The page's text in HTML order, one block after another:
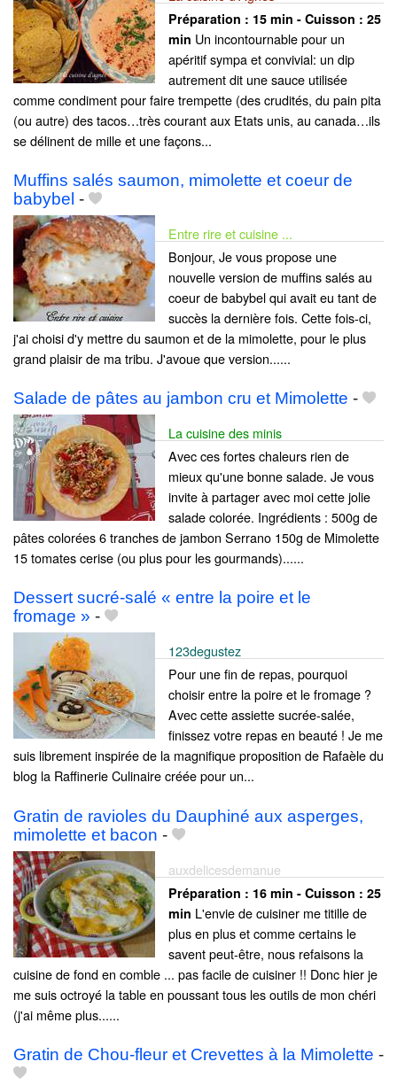
Préparation : 15 min - Cuisson : 25
min Un incontournable pour un
apéritif sympa et convivial: un dip
autrement dit une sauce utilisée
comme condiment pour faire trempette (des crudités, du pain pita
(ou autre) des tacos…très courant aux Etats unis, au canada…ils
se délinent de mille et une façons...
Muffins salés saumon, mimolette et coeur de
babybel -
Entre rire et cuisine ...
Bonjour, Je vous propose une
nouvelle version de muffins salés au
coeur de babybel qui avait eu tant de
succès la dernière fois. Cette fois-ci,
j'ai choisi d'y mettre du saumon et de la mimolette, pour le plus
grand plaisir de ma tribu. J'avoue que version......
Salade de pâtes au jambon cru et Mimolette -
La cuisine des minis
Avec ces fortes chaleurs rien de
mieux qu'une bonne salade. Je vous
invite à partager avec moi cette jolie
salade colorée. Ingrédients : 500g de
pâtes colorées 6 tranches de jambon Serrano 150g de Mimolette
15 tomates cerise (ou plus pour les gourmands)......
Dessert sucré-salé « entre la poire et le
fromage » -
123degustez
Pour une fin de repas, pourquoi
choisir entre la poire et le fromage ?
Avec cette assiette sucrée-salée,
finissez votre repas en beauté ! Je me
suis librement inspirée de la magnifique proposition de Rafaèle du
blog la Raffinerie Culinaire créée pour un...
Gratin de ravioles du Dauphiné aux asperges,
mimolette et bacon -
auxdelicesdemanue
Préparation : 16 min - Cuisson : 25
min L'envie de cuisiner me titille de
plus en plus et comme certains le
savent peut-être, nous refaisons la
cuisine de fond en comble ... pas facile de cuisiner !! Donc hier je
me suis octroyé la table en poussant tous les outils de mon chéri
(j'ai même plus......
Gratin de Chou-fleur et Crevettes à la Mimolette -